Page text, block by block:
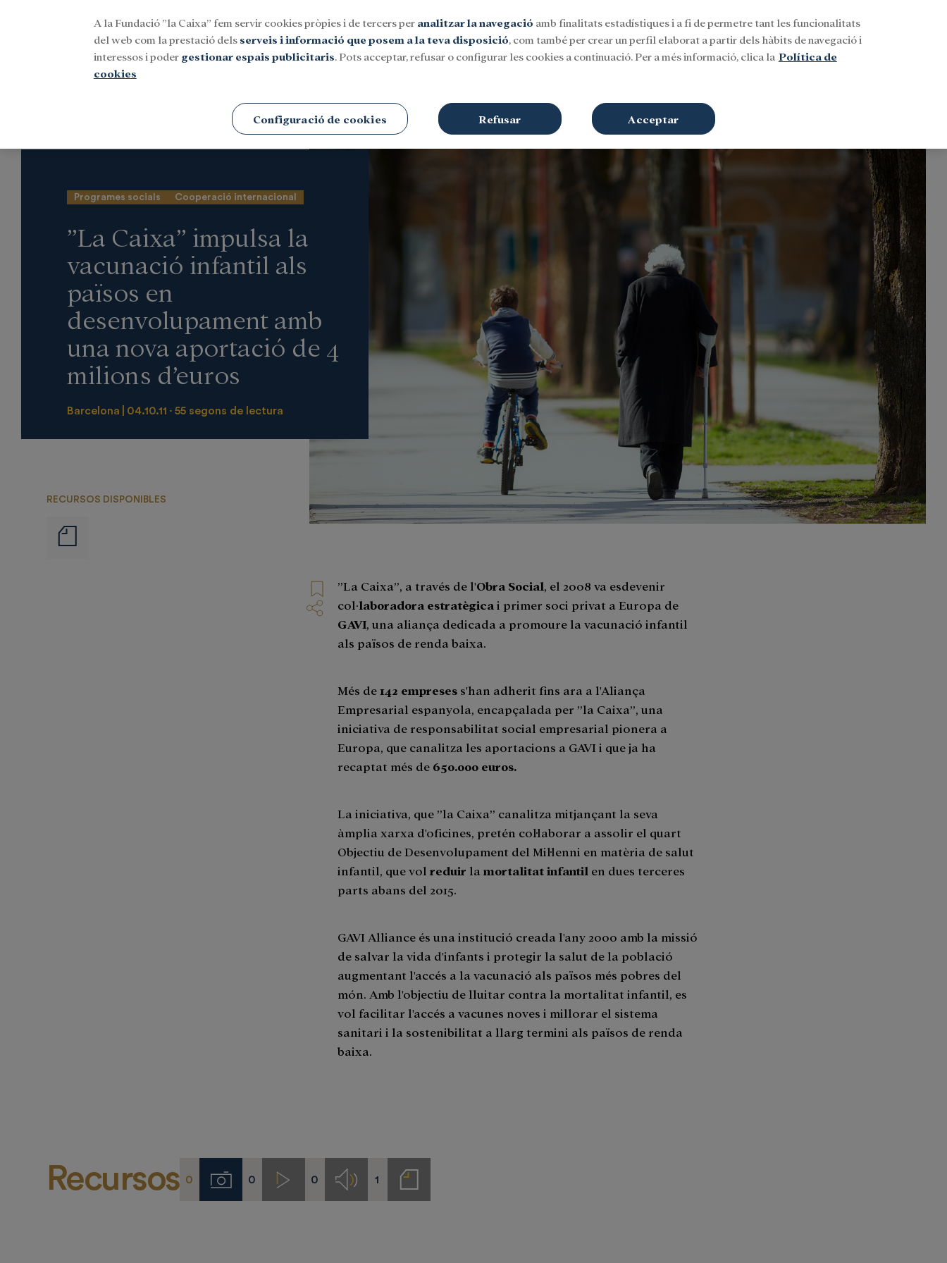
Iniciar sessió Buscar
Programes socials Cooperació internacional
”La Caixa” impulsa la
vacunació infantil als
països en
desenvolupament amb
una nova aportació de 4
milions d’euros
Barcelona 04.10.11 55 segons de lectura
RECURSOS DISPONIBLES
de
”La Caixa”, a través de l'Obra Social , el 2008 va esdevenir
col·laboradora estratègica i primer soci privat a Europa de
GAVI , una aliança dedicada a promoure la vacunació infantil
als països de renda baixa.
Més de142 empreses s'han adherit fins ara a l'Aliança
Empresarial espanyola, encapçalada per ”la Caixa”, una
iniciativa de responsabilitat social empresarial pionera a
Europa, que canalitza les aportacions a GAVI i que ja ha
recaptat més de 650.000 euros.
La iniciativa, que ”la Caixa” canalitza mitjançant la seva
àmplia xarxa d'oficines, pretén col·laborar a assolir el quart
Objectiu de Desenvolupament del Mil·lenni en matèria de salut
infantil, que volreduir lamortalitat infantil en dues terceres
parts abans del 2015.
GAVI Alliance és una institució creada l'any 2000 amb la missió
de salvar la vida d'infants i protegir la salut de la població
augmentant l'accés a la vacunació als països més pobres del
món. Amb l'objectiu de lluitar contra la mortalitat infantil, es
vol facilitar l'accés a vacunes noves i millorar el sistema
sanitari i la sostenibilitat a llarg termini als països de renda
baixa.
Recursos 0 Imágenes
0 Videos0 Audios
1
Notas
de
A la Fundació ”la Caixa” fem servir cookies pròpies i de tercers per analitzar la navegació amb finalitats estadístiques i a fi de permetre tant les funcionalitats
del web com la prestació dels serveis i informació que posem a la teva disposició, com també per crear un perfil elaborat a partir dels hàbits de navegació i
interessos i poder gestionar espais publicitaris. Pots acceptar, refusar o configurar les cookies a continuació. Per a més informació, clica la Política de
cookies
Configuració de cookies Refusar Acceptar